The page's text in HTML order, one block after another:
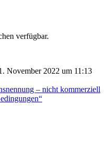
verfügbar.
November 2022 um 11:13
– nicht kommerziell